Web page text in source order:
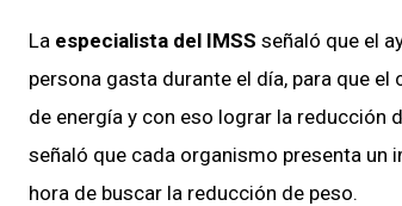
La especialista del IMSS señaló que el
persona gasta durante el día, para que
de energía y con eso lograr la reducción
señaló que cada organismo presenta un
hora de buscar la reducción de peso.